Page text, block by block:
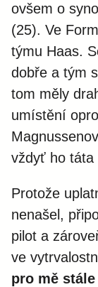
ovšem o
(25). Ve
týmu Haas.
dobře a tým
tom měly
umístění
vždyť ho táta
Protože
nenašel,
pilot a
ve
pro mě stále